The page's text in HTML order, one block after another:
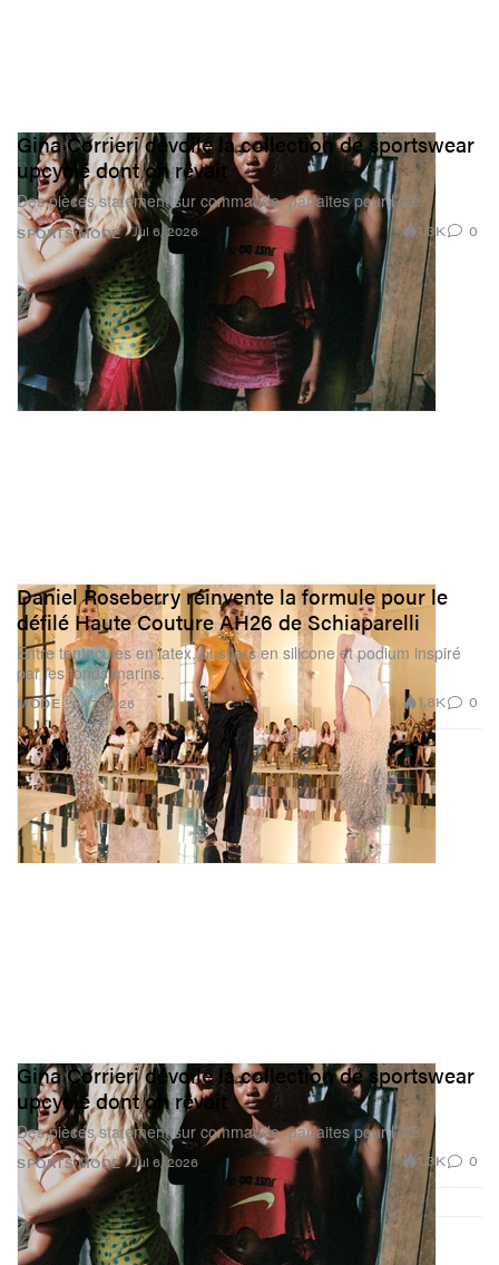
SPORTS MODE
Gina Corrieri dévoile la collection de sportswear
upcyclé dont on rêvait
Des pièces statement sur commande, parfaites pour l’été.
Jul 6, 2026 1.3K 0
MODE
Daniel Roseberry réinvente la formule pour le
défilé Haute Couture AH26 de Schiaparelli
Entre tentacules en latex, bustiers en silicone et podium inspiré
par les fonds marins.
Jul 7, 2026 1.8K 0
SPORTS MODE
Gina Corrieri dévoile la collection de sportswear
upcyclé dont on rêvait
Des pièces statement sur commande, parfaites pour l’été.
Jul 6, 2026 1.3K 0